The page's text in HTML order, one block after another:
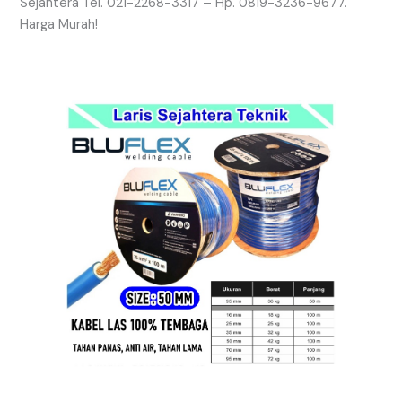
Harga Murah!